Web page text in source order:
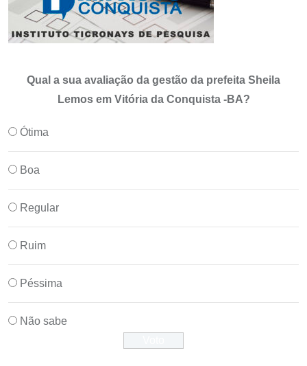
Qual a sua avaliação da gestão da prefeita Sheila
Lemos em Vitória da Conquista -BA?
Ótima
Boa
Regular
Ruim
Péssima
Não sabe